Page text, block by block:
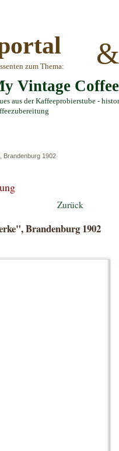
zum Thema:
&
Vintage
aus der Kaffeeprobierstube -
Brandenburg 1902
Zurück
Brandenburg 1902